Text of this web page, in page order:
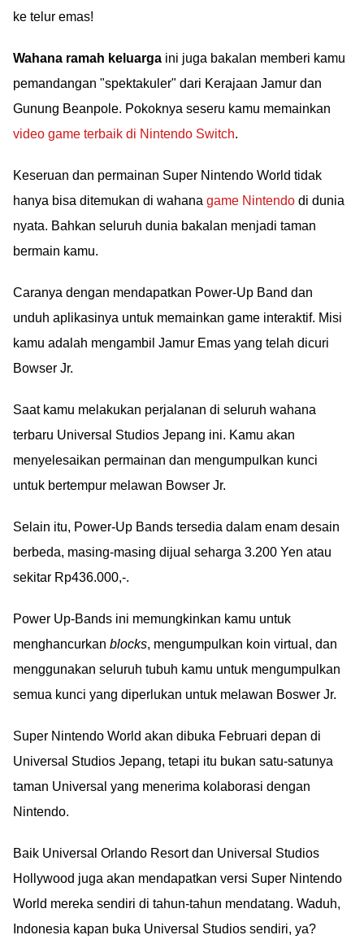
ke telur emas!
Wahana ramah keluarga ini juga bakalan memberi kamu
pemandangan "spektakuler" dari Kerajaan Jamur dan
Gunung Beanpole. Pokoknya seseru kamu memainkan
video game terbaik di Nintendo Switch.
Keseruan dan permainan Super Nintendo World tidak
hanya bisa ditemukan di wahana game Nintendo di dunia
nyata. Bahkan seluruh dunia bakalan menjadi taman
bermain kamu.
Caranya dengan mendapatkan Power-Up Band dan
unduh aplikasinya untuk memainkan game interaktif. Misi
kamu adalah mengambil Jamur Emas yang telah dicuri
Bowser Jr.
Saat kamu melakukan perjalanan di seluruh wahana
terbaru Universal Studios Jepang ini. Kamu akan
menyelesaikan permainan dan mengumpulkan kunci
untuk bertempur melawan Bowser Jr.
Selain itu, Power-Up Bands tersedia dalam enam desain
berbeda, masing-masing dijual seharga 3.200 Yen atau
sekitar Rp436.000,-.
Power Up-Bands ini memungkinkan kamu untuk
menghancurkan blocks, mengumpulkan koin virtual, dan
menggunakan seluruh tubuh kamu untuk mengumpulkan
semua kunci yang diperlukan untuk melawan Boswer Jr.
Super Nintendo World akan dibuka Februari depan di
Universal Studios Jepang, tetapi itu bukan satu-satunya
taman Universal yang menerima kolaborasi dengan
Nintendo.
Baik Universal Orlando Resort dan Universal Studios
Hollywood juga akan mendapatkan versi Super Nintendo
World mereka sendiri di tahun-tahun mendatang. Waduh,
Indonesia kapan buka Universal Studios sendiri, ya?